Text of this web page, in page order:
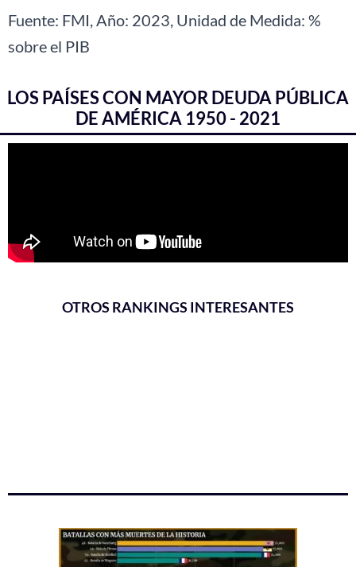
Fuente: FMI, Año: 2023, Unidad de Medida: %
sobre el PIB
LOS PAÍSES CON MAYOR DEUDA PÚBLICA
DE AMÉRICA 1950 - 2021
OTROS RANKINGS INTERESANTES